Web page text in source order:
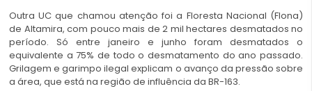
Outra UC que chamou atenção foi a Floresta Nacional (Flona)
de Altamira, com pouco mais de 2 mil hectares desmatados no
período. Só entre janeiro e junho foram desmatados o
equivalente a 75% de todo o desmatamento do ano passado.
Grilagem e garimpo ilegal explicam o avanço da pressão sobre
a área, que está na região de influência da BR-163.